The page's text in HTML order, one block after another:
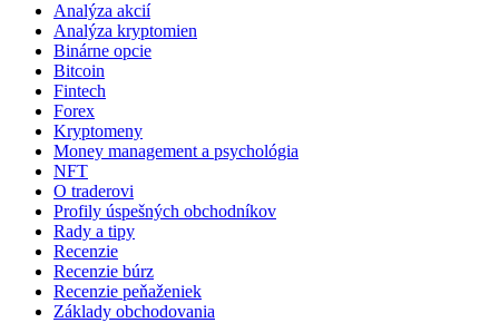
Analýza akcií
Analýza kryptomien
Binárne opcie
Bitcoin
Fintech
Forex
Kryptomeny
Money management a psychológia
NFT
O traderovi
Profily úspešných obchodníkov
Rady a tipy
Recenzie
Recenzie búrz
Recenzie peňaženiek
Základy obchodovania